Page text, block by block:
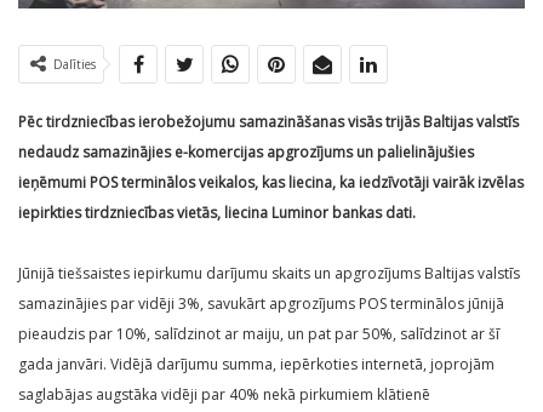
Dalīties
Pēc tirdzniecības ierobežojumu samazināšanas visās trijās Baltijas valstīs
nedaudz samazinājies e-komercijas apgrozījums un palielinājušies
ieņēmumi POS terminālos veikalos, kas liecina, ka iedzīvotāji vairāk izvēlas
iepirkties tirdzniecības vietās, liecina Luminor bankas dati.
Jūnijā tiešsaistes iepirkumu darījumu skaits un apgrozījums Baltijas valstīs
samazinājies par vidēji 3%, savukārt apgrozījums POS terminālos jūnijā
pieaudzis par 10%, salīdzinot ar maiju, un pat par 50%, salīdzinot ar šī
gada janvāri. Vidējā darījumu summa, iepērkoties internetā, joprojām
saglabājas augstāka vidēji par 40% nekā pirkumiem klātienē